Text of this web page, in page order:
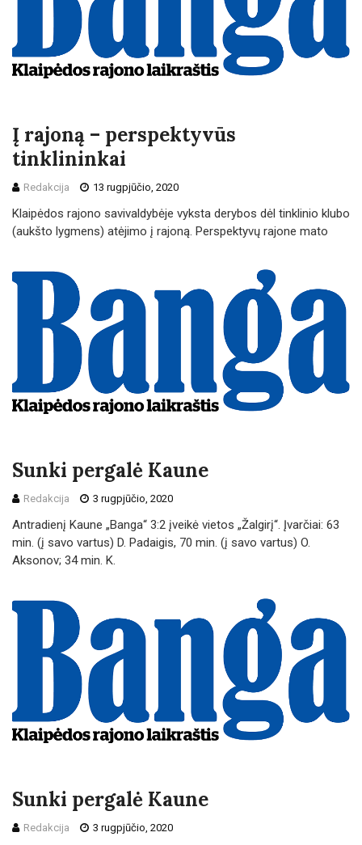
Į rajoną – perspektyvūs
tinklininkai
Redakcija 13 rugpjūčio, 2020
Klaipėdos rajono savivaldybėje vyksta derybos dėl tinklinio klubo
(aukšto lygmens) atėjimo į rajoną. Perspektyvų rajone mato
Sunki pergalė Kaune
Redakcija 3 rugpjūčio, 2020
Antradienį Kaune „Banga“ 3:2 įveikė vietos „Žalgirį“. Įvarčiai: 63
min. (į savo vartus) D. Padaigis, 70 min. (į savo vartus) O.
Aksonov; 34 min. K.
Sunki pergalė Kaune
Redakcija 3 rugpjūčio, 2020